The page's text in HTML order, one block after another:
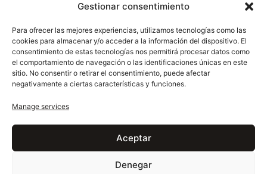
Gestionar consentimiento
Para ofrecer las mejores experiencias, utilizamos tecnologías como las
cookies para almacenar y/o acceder a la información del dispositivo. El
consentimiento de estas tecnologías nos permitirá procesar datos como
el comportamiento de navegación o las identificaciones únicas en este
sitio. No consentir o retirar el consentimiento, puede afectar
negativamente a ciertas características y funciones.
Manage services
Aceptar
Denegar
Crema Marfil
Marble
Limestone & Sandstone
APPLICATIONS
Countertops